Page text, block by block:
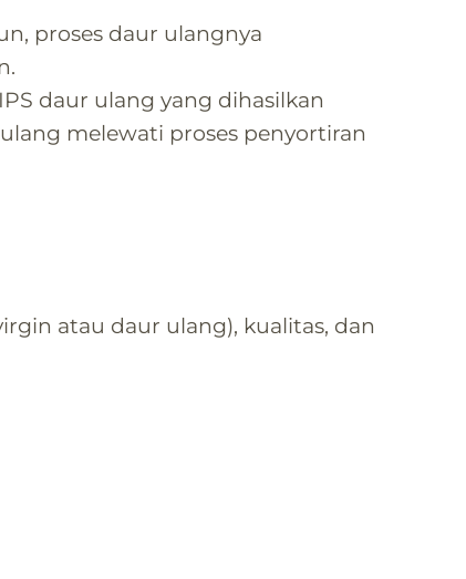
proses daur ulangnya
daur ulang yang dihasilkan
melewati proses penyortiran
atau daur ulang), kualitas, dan